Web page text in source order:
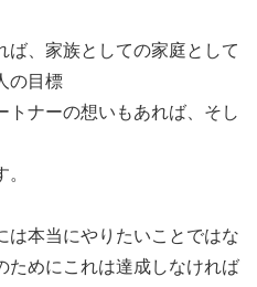
ば、家族としての家庭として
の目標
トナーの想いもあれば、そし
は本当にやりたいことではな
ためにこれは達成しなければ